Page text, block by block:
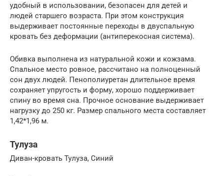
удобный в использовании, безопасен для детей и
людей старшего возраста. При этом конструкция
выдерживает постоянные переходы в двуспальную
кровать без деформации (антиперекосная система).
Обивка выполнена из натуральной кожи и кожзама.
Спальное место ровное, рассчитано на полноценный
сон двух людей. Пенополиуретан длительное время
сохраняет упругость и форму, хорошо поддерживает
спину во время сна. Прочное основание выдерживает
нагрузку до 250 кг. Размер спального места составляет
1,42*1,96 м.
Тулуза
Диван-кровать Тулуза, Синий